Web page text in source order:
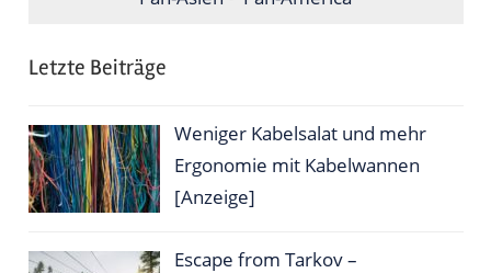
Letzte Beiträge
Weniger Kabelsalat und mehr
Ergonomie mit Kabelwannen
[Anzeige]
Escape from Tarkov –